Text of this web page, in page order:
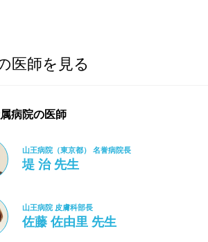
医師を見る
病院の医師
山王病院（東京都） 名誉病院長
堤 治 先生
山王病院 皮膚科部長
佐藤 佐由里 先生